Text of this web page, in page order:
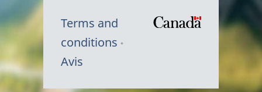
Terms and
conditions
Avis